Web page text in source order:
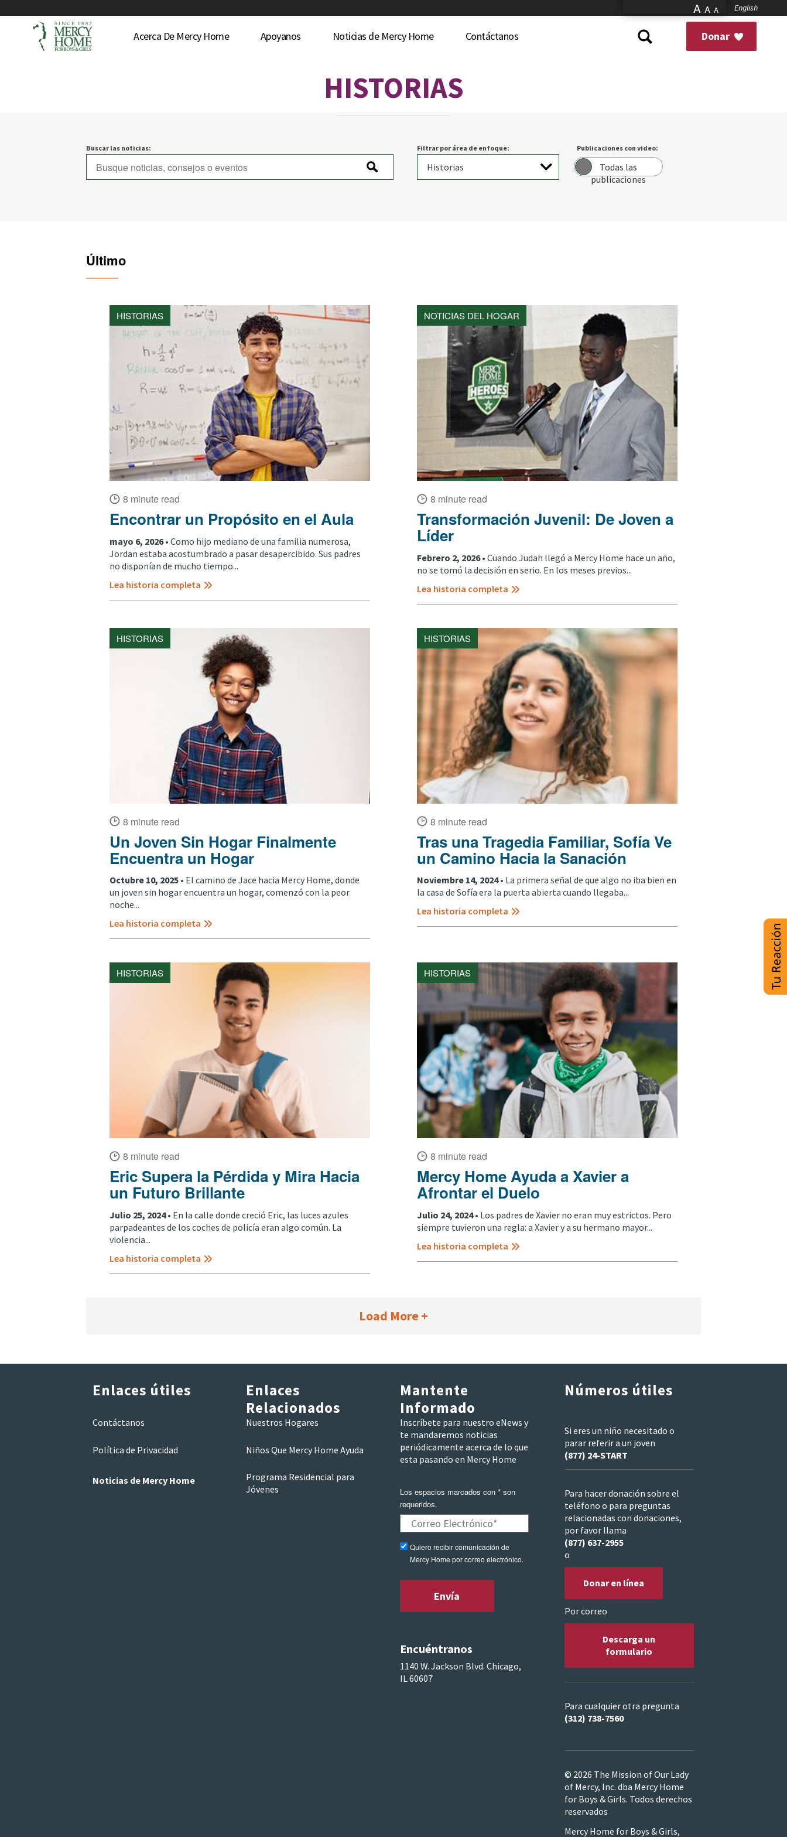
A A A English
Donar
Acerca De Mercy Home Apoyanos Noticias de Mercy Home Contáctanos
HISTORIAS
Buscar las noticias: Filtrar por área de enfoque: Publicaciones con video:
Todas las
publicaciones
Último
HISTORIAS
8 minute read
Encontrar un Propósito en el Aula
mayo 6, 2026 • Como hijo mediano de una familia numerosa,
Jordan estaba acostumbrado a pasar desapercibido. Sus padres
no disponían de mucho tiempo...
Lea historia completa
NOTICIAS DEL HOGAR
8 minute read
Transformación Juvenil: De Joven a
Líder
Febrero 2, 2026 • Cuando Judah llegó a Mercy Home hace un año,
no se tomó la decisión en serio. En los meses previos...
Lea historia completa
HISTORIAS
8 minute read
Un Joven Sin Hogar Finalmente
Encuentra un Hogar
Octubre 10, 2025 • El camino de Jace hacia Mercy Home, donde
un joven sin hogar encuentra un hogar, comenzó con la peor
noche...
Lea historia completa
HISTORIAS
8 minute read
Tras una Tragedia Familiar, Sofía Ve
un Camino Hacia la Sanación
Noviembre 14, 2024 • La primera señal de que algo no iba bien en
la casa de Sofía era la puerta abierta cuando llegaba...
Lea historia completa
HISTORIAS
8 minute read
Eric Supera la Pérdida y Mira Hacia
un Futuro Brillante
Julio 25, 2024 • En la calle donde creció Eric, las luces azules
parpadeantes de los coches de policía eran algo común. La
violencia...
Lea historia completa
HISTORIAS
8 minute read
Mercy Home Ayuda a Xavier a
Afrontar el Duelo
Julio 24, 2024 • Los padres de Xavier no eran muy estrictos. Pero
siempre tuvieron una regla: a Xavier y a su hermano mayor...
Lea historia completa
Load More +
Enlaces útiles
Contáctanos
Política de Privacidad
Noticias de Mercy Home
Enlaces
Relacionados
Nuestros Hogares
Niños Que Mercy Home Ayuda
Programa Residencial para
Jóvenes
Mantente
Informado
Inscríbete para nuestro eNews y
te mandaremos noticias
periódicamente acerca de lo que
esta pasando en Mercy Home
Los espacios marcados con * son
requeridos.
Quiero recibir comunicación de
Mercy Home por correo electrónico.
Encuéntranos
1140 W. Jackson Blvd. Chicago,
IL 60607
Números útiles
Si eres un niño necesitado o
parar referir a un joven
(877) 24-START
Para hacer donación sobre el
teléfono o para preguntas
relacionadas con donaciones,
por favor llama
(877) 637-2955
o
Donar en línea
Por correo
Descarga un
formulario
Para cualquier otra pregunta
(312) 738-7560
© 2026 The Mission of Our Lady
of Mercy, Inc. dba Mercy Home
for Boys & Girls. Todos derechos
reservados
Mercy Home for Boys & Girls,